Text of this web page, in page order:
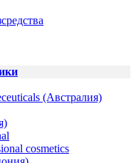
(Австралия)
cosmetics